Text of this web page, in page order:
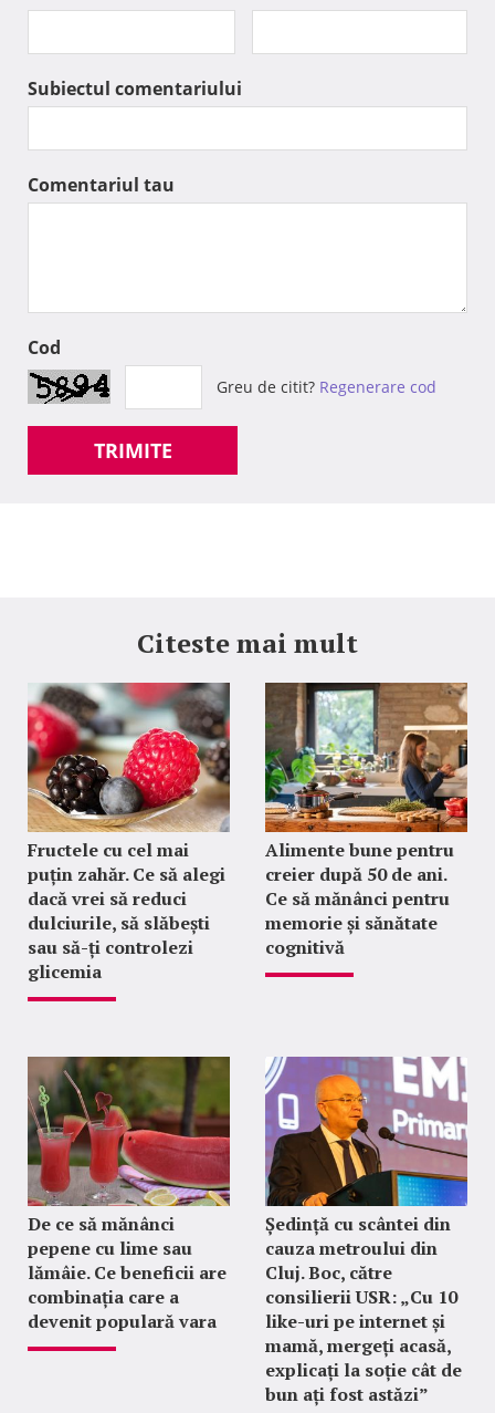
Subiectul comentariului
Comentariul tau
Cod
Greu de citit? Regenerare cod
TRIMITE
Citeste mai mult
Fructele cu cel mai
puțin zahăr. Ce să alegi
dacă vrei să reduci
dulciurile, să slăbești
sau să-ți controlezi
glicemia
Alimente bune pentru
creier după 50 de ani.
Ce să mănânci pentru
memorie și sănătate
cognitivă
De ce să mănânci
pepene cu lime sau
lămâie. Ce beneficii are
combinația care a
devenit populară vara
Ședință cu scântei din
cauza metroului din
Cluj. Boc, către
consilierii USR: „Cu 10
like-uri pe internet și
mamă, mergeți acasă,
explicați la soție cât de
bun ați fost astăzi”